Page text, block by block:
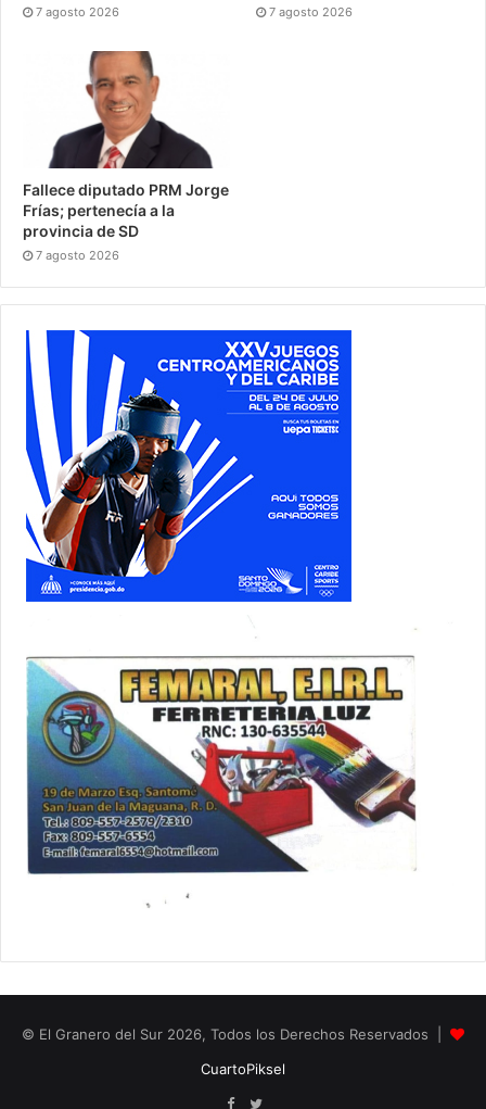
7 agosto 2026 7 agosto 2026
Fallece diputado PRM Jorge
Frías; pertenecía a la
provincia de SD
7 agosto 2026
© El Granero del Sur 2026, Todos los Derechos Reservados |
CuartoPiksel